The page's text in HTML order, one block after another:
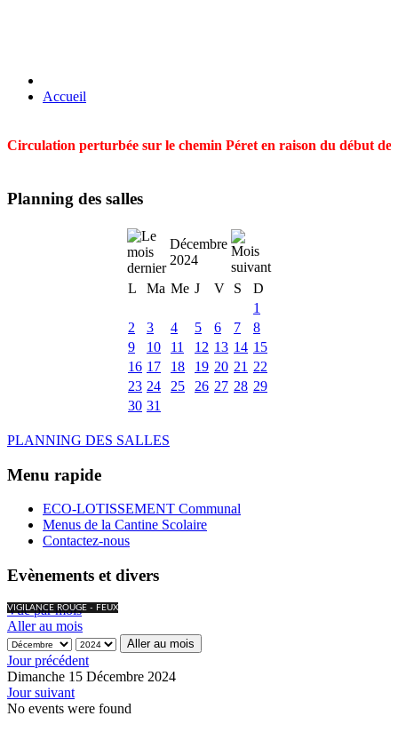
Accueil
Circulation perturbée sur le chemin Péret en raison du début
Planning des salles
Décembre
2024
L
Ma Me J V S
D
1
2
3 4 5 6 7
8
9
10 11 12 13 14 15
16 17 18 19 20 21 22
23 24 25 26 27 28 29
30 31
PLANNING DES SALLES
Menu rapide
ECO-LOTISSEMENT Communal
Menus de la Cantine Scolaire
Contactez-nous
Evènements et divers
VIGILANCE ROUGE - FEUX
Vue par mois
Aller au mois
Aller au mois
Jour précédent
Dimanche 15 Décembre 2024
Jour suivant
No events were found